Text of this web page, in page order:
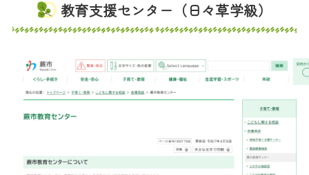
教育支援センター（日々草学級）